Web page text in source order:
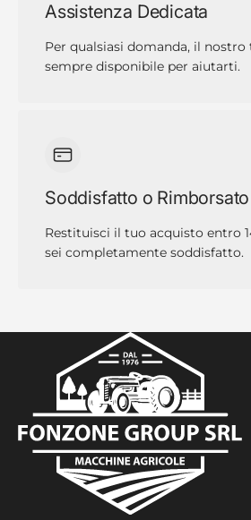
Assistenza Dedicata
Per qualsiasi domanda, il
sempre disponibile per aiutarti.
Soddisfatto o Rimborsato
Restituisci il tuo acquisto entro
sei completamente soddisfatto.